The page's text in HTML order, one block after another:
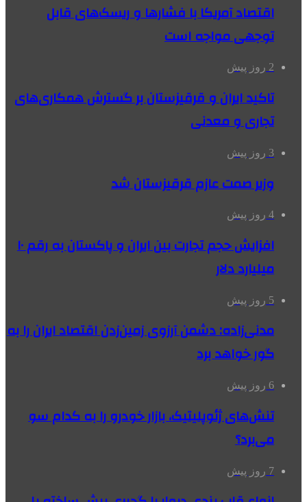
اقتصاد آمریکا با فشارها و ریسک‌های قابل
توجهی مواجه است
2 روز پیش
تاکید ایران و قرقیزستان بر گسترش همکاری‌های
تجاری و معدنی
3 روز پیش
وزیر صمت عازم قرقیزستان شد
4 روز پیش
افزایش حجم تجارت بین ایران و پاکستان به رقم ۱۰
میلیارد دلار
5 روز پیش
مدنی‌زاده: دشمن آرزوی زمین‌زدن اقتصاد ایران را به
گور خواهد برد
6 روز پیش
تنش‌های ژئوپلیتیک، بازار خودرو را به کدام سو
می‌برد؟
7 روز پیش